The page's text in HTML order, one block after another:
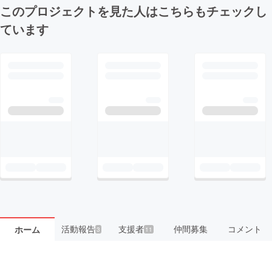
このプロジェクトを見た人はこちらもチェックし
ています
ホーム 活動報告3 支援者 11 仲間募集 コメント